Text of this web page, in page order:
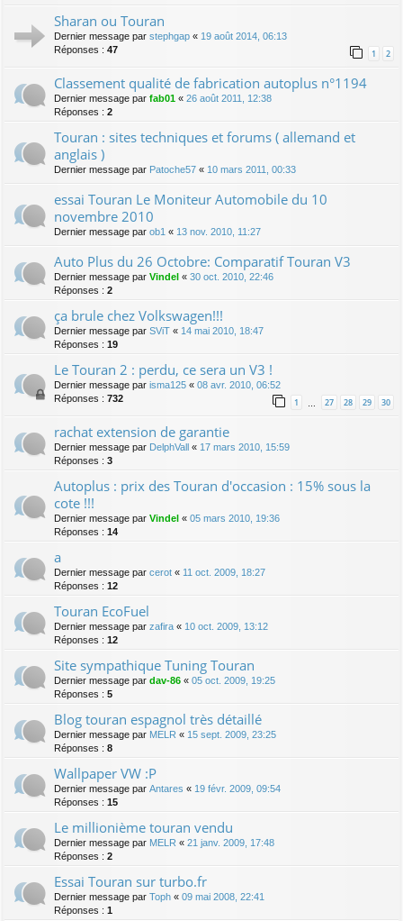
Sharan ou Touran
Dernier message par stephgap « 19 août 2014, 06:13
Réponses : 47 1 2
Classement qualité de fabrication autoplus n°1194
Dernier message par fab01 « 26 août 2011, 12:38
Réponses : 2
Touran : sites techniques et forums ( allemand et
anglais )
Dernier message par Patoche57 « 10 mars 2011, 00:33
essai Touran Le Moniteur Automobile du 10
novembre 2010
Dernier message par ob1 « 13 nov. 2010, 11:27
Auto Plus du 26 Octobre: Comparatif Touran V3
Dernier message par Vindel « 30 oct. 2010, 22:46
Réponses : 2
ça brule chez Volkswagen!!!
Dernier message par SViT « 14 mai 2010, 18:47
Réponses : 19
Le Touran 2 : perdu, ce sera un V3 !
Dernier message par isma125 « 08 avr. 2010, 06:52
Réponses : 732 1 27 28 29 30
rachat extension de garantie
Dernier message par DelphVall « 17 mars 2010, 15:59
Réponses : 3
Autoplus : prix des Touran d'occasion : 15% sous la
cote !!!
Dernier message par Vindel « 05 mars 2010, 19:36
Réponses : 14
a
Dernier message par cerot « 11 oct. 2009, 18:27
Réponses : 12
Touran EcoFuel
Dernier message par zafira « 10 oct. 2009, 13:12
Réponses : 12
Site sympathique Tuning Touran
Dernier message par dav-86 « 05 oct. 2009, 19:25
Réponses : 5
Blog touran espagnol très détaillé
Dernier message par MELR « 15 sept. 2009, 23:25
Réponses : 8
Wallpaper VW :P
Dernier message par Antares « 19 févr. 2009, 09:54
Réponses : 15
Le millionième touran vendu
Dernier message par MELR « 21 janv. 2009, 17:48
Réponses : 2
Essai Touran sur turbo.fr
Dernier message par Toph « 09 mai 2008, 22:41
Réponses : 1